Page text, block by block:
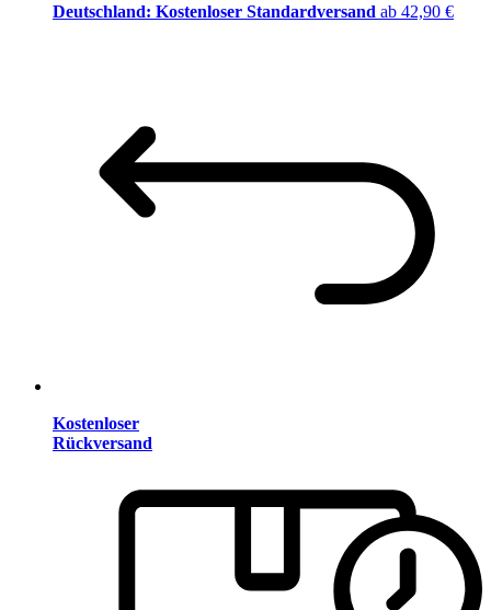
Deutschland: Kostenloser Standardversand ab 42,90 €
Kostenloser
Rückversand